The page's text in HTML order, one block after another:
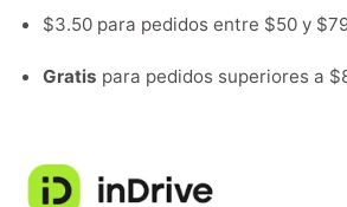
$3.50 para pedidos entre $50 y
Gratis para pedidos superiores a